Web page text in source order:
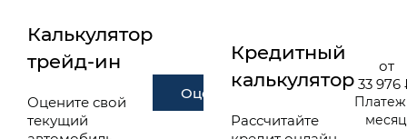
Калькулятор
трейд-ин
Оцените свой
текущий
Оценить
Кредитный
калькулятор
Рассчитайте
от
33 976
месяц